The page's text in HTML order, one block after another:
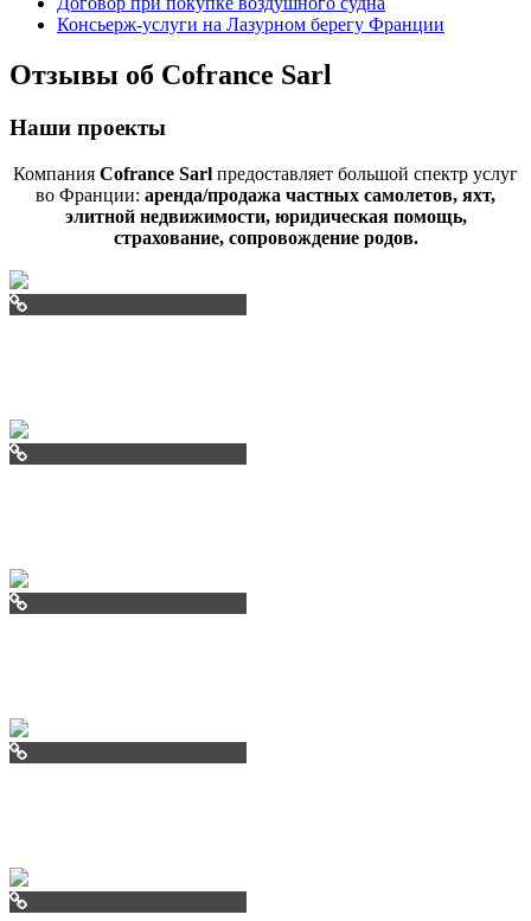
Консьерж-услуги на Лазурном берегу Франции
Отзывы об Cofrance Sarl
Наши проекты
Компания Cofrance Sarl предоставляет большой спектр услуг
во Франции: аренда/продажа частных самолетов, яхт,
элитной недвижимости, юридическая помощь,
страхование, сопровождение родов.